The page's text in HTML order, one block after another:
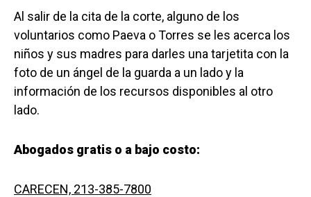
Al salir de la cita de la corte, alguno de los
voluntarios como Paeva o Torres se les acerca los
niños y sus madres para darles una tarjetita con la
foto de un ángel de la guarda a un lado y la
información de los recursos disponibles al otro
lado.
Abogados gratis o a bajo costo:
CARECEN, 213-385-7800